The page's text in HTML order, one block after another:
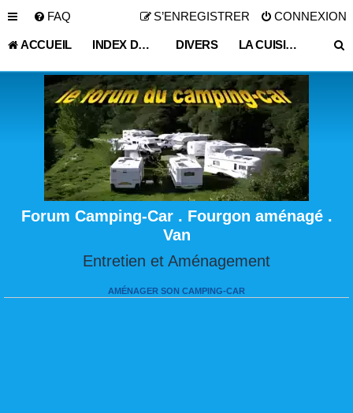
FAQ CONNEXION
S’ENREGISTRER
ACCUEIL INDEX DU FORUM DIVERS LA CUISINE EN CAMPING-CAR
Forum Camping-Car . Fourgon aménagé .
Van
Entretien et Aménagement
AMÉNAGER SON CAMPING-CAR